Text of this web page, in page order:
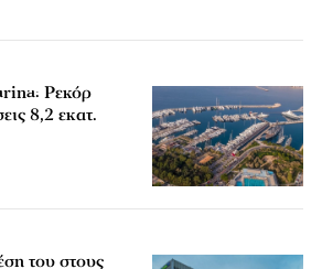
Ρεκόρ
8,2 εκατ.
του στους